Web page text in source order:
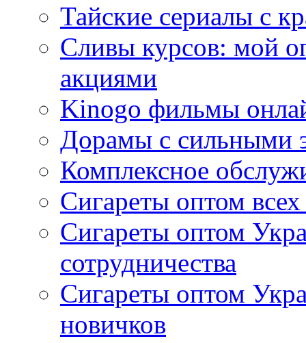
Тайские сериалы с
Сливы курсов: мой
акциями
Kinogo фильмы
Дорамы с сильными
Комплексное
Сигареты оптом
Сигареты оптом
сотрудничества
Сигареты оптом
новичков